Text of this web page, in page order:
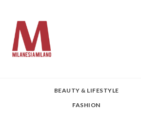
BEAUTY & LIFESTYLE
FASHION